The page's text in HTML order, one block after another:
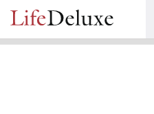
Лесной пр., д.32
+7 (812) 3330243